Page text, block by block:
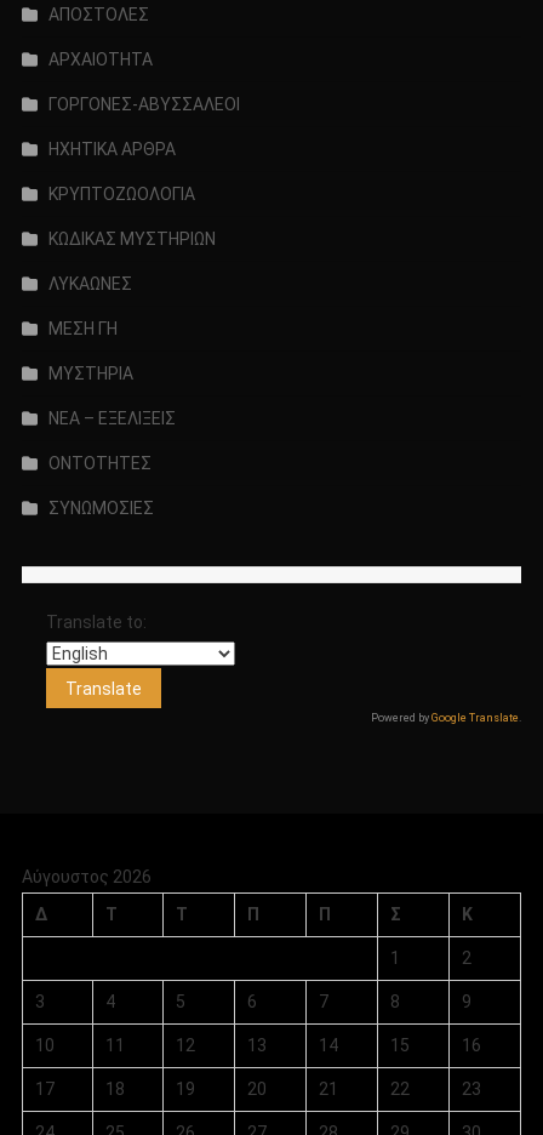
ΑΠΟΣΤΟΛΕΣ
ΑΡΧΑΙΟΤΗΤΑ
ΓΟΡΓΟΝΕΣ-ΑΒΥΣΣΑΛΕΟΙ
ΗΧΗΤΙΚΑ ΑΡΘΡΑ
ΚΡΥΠΤΟΖΩΟΛΟΓΙΑ
ΚΩΔΙΚΑΣ ΜΥΣΤΗΡΙΩΝ
ΛΥΚΑΩΝΕΣ
ΜΕΣΗ ΓΗ
ΜΥΣΤΗΡΙΑ
ΝΕΑ – ΕΞΕΛΙΞΕΙΣ
ΟΝΤΟΤΗΤΕΣ
ΣΥΝΩΜΟΣΙΕΣ
Translate to:
Powered byGoogle Translate .
Αύγουστος 2026
Δ
Τ Τ Π Π Σ Κ
1 2
3 4 5 6 7 8 9
10 11 12 13 14 15 16
17 18 19 20 21 22 23